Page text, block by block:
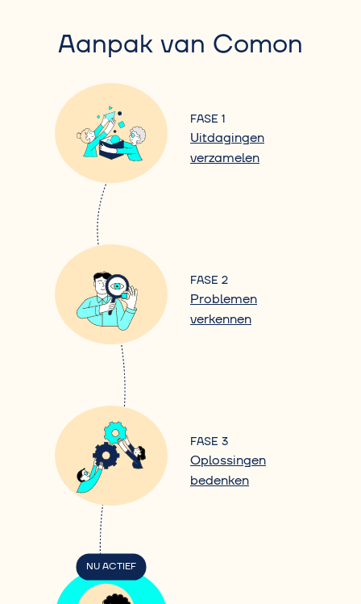
Aanpak van Comon
FASE 1
Uitdagingen
verzamelen
FASE 2
Problemen
verkennen
FASE 3
Oplossingen
bedenken
NU ACTIEF